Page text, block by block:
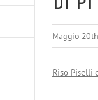
Maggio
Riso Piselli